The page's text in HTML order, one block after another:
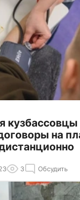
кузбассовцы
на
3 Обсудить